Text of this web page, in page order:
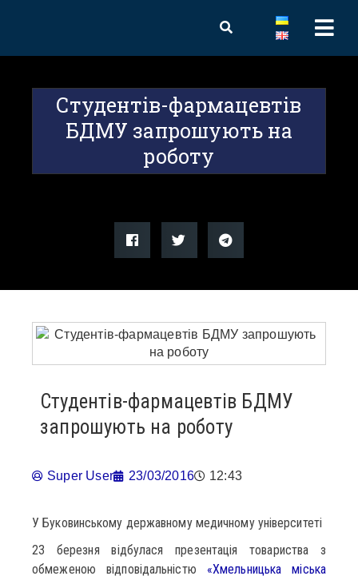
Студентів-фармацевтів
БДМУ запрошують на
роботу
Студентів-фармацевтів БДМУ
запрошують на роботу
Super User 23/03/2016 12:43
У Буковинському державному медичному університеті
23 березня відбулася презентація товариства з
обмеженою відповідальністю «Хмельницька міська